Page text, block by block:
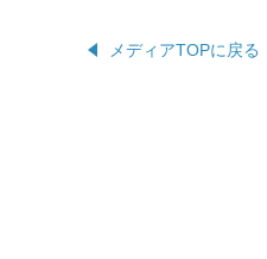
メディアTOPに戻る